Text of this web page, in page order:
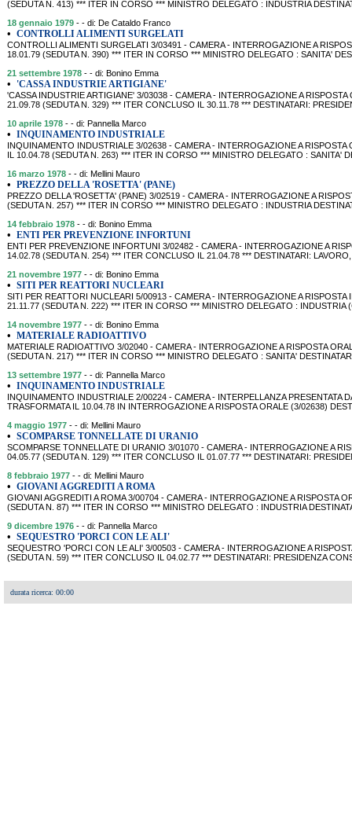
(SEDUTA N. 413) *** ITER IN CORSO *** MINISTRO DELEGATO : INDUSTRIA
18 gennaio 1979 - - di: De Cataldo Franco
• CONTROLLI ALIMENTI SURGELATI
CONTROLLI ALIMENTI SURGELATI 3/03491 - CAMERA - INTERROGAZIONE A
18.01.79 (SEDUTA N. 390) *** ITER IN CORSO *** MINISTRO DELEGATO : SANITA'
21 settembre 1978 - - di: Bonino Emma
• 'CASSA INDUSTRIE ARTIGIANE'
'CASSA INDUSTRIE ARTIGIANE' 3/03038 - CAMERA - INTERROGAZIONE A
21.09.78 (SEDUTA N. 329) *** ITER CONCLUSO IL 30.11.78 *** DESTINATARI:
10 aprile 1978 - - di: Pannella Marco
• INQUINAMENTO INDUSTRIALE
INQUINAMENTO INDUSTRIALE 3/02638 - CAMERA - INTERROGAZIONE A RISPOSTA
IL 10.04.78 (SEDUTA N. 263) *** ITER IN CORSO *** MINISTRO DELEGATO : SANITA'
16 marzo 1978 - - di: Mellini Mauro
• PREZZO DELLA 'ROSETTA' (PANE)
PREZZO DELLA 'ROSETTA' (PANE) 3/02519 - CAMERA - INTERROGAZIONE A
(SEDUTA N. 257) *** ITER IN CORSO *** MINISTRO DELEGATO : INDUSTRIA
14 febbraio 1978 - - di: Bonino Emma
• ENTI PER PREVENZIONE INFORTUNI
ENTI PER PREVENZIONE INFORTUNI 3/02482 - CAMERA - INTERROGAZIONE A
14.02.78 (SEDUTA N. 254) *** ITER CONCLUSO IL 21.04.78 *** DESTINATARI:
21 novembre 1977 - - di: Bonino Emma
• SITI PER REATTORI NUCLEARI
SITI PER REATTORI NUCLEARI 5/00913 - CAMERA - INTERROGAZIONE A RISPOSTA
21.11.77 (SEDUTA N. 222) *** ITER IN CORSO *** MINISTRO DELEGATO : INDUSTRIA
14 novembre 1977 - - di: Bonino Emma
• MATERIALE RADIOATTIVO
MATERIALE RADIOATTIVO 3/02040 - CAMERA - INTERROGAZIONE A RISPOSTA
(SEDUTA N. 217) *** ITER IN CORSO *** MINISTRO DELEGATO : SANITA'
13 settembre 1977 - - di: Pannella Marco
• INQUINAMENTO INDUSTRIALE
INQUINAMENTO INDUSTRIALE 2/00224 - CAMERA - INTERPELLANZA PRESENTATA
TRASFORMATA IL 10.04.78 IN INTERROGAZIONE A RISPOSTA ORALE (3/02638)
4 maggio 1977 - - di: Mellini Mauro
• SCOMPARSE TONNELLATE DI URANIO
SCOMPARSE TONNELLATE DI URANIO 3/01070 - CAMERA - INTERROGAZIONE A
04.05.77 (SEDUTA N. 129) *** ITER CONCLUSO IL 01.07.77 *** DESTINATARI:
8 febbraio 1977 - - di: Mellini Mauro
• GIOVANI AGGREDITI A ROMA
GIOVANI AGGREDITI A ROMA 3/00704 - CAMERA - INTERROGAZIONE A RISPOSTA
(SEDUTA N. 87) *** ITER IN CORSO *** MINISTRO DELEGATO : INDUSTRIA
9 dicembre 1976 - - di: Pannella Marco
• SEQUESTRO 'PORCI CON LE ALI'
SEQUESTRO 'PORCI CON LE ALI' 3/00503 - CAMERA - INTERROGAZIONE A
(SEDUTA N. 59) *** ITER CONCLUSO IL 04.02.77 *** DESTINATARI: PRESIDENZA
durata ricerca: 00:00